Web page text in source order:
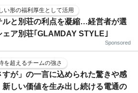
い形の福利厚生として活用
ルと別荘の利点を凝縮…経営者が選
ェア別荘｢GLAMDAY STYLE｣
Sponsored
を超えるチームの強さ
すが」の一言に込められた驚きや感
新しい価値を生み出し続ける電通の